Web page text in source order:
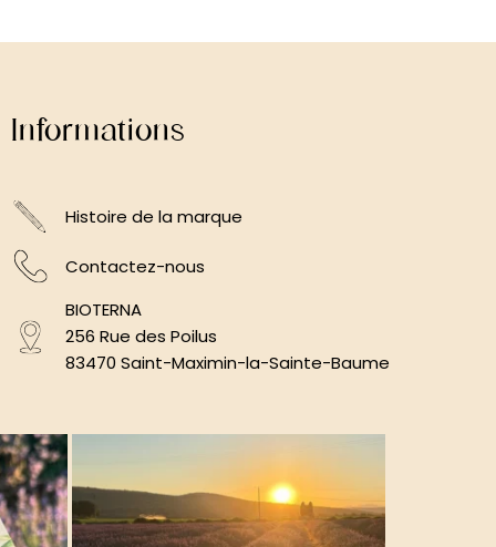
Informations
Histoire de la marque
Contactez-nous
BIOTERNA
256 Rue des Poilus
83470 Saint-Maximin-la-Sainte-Baume